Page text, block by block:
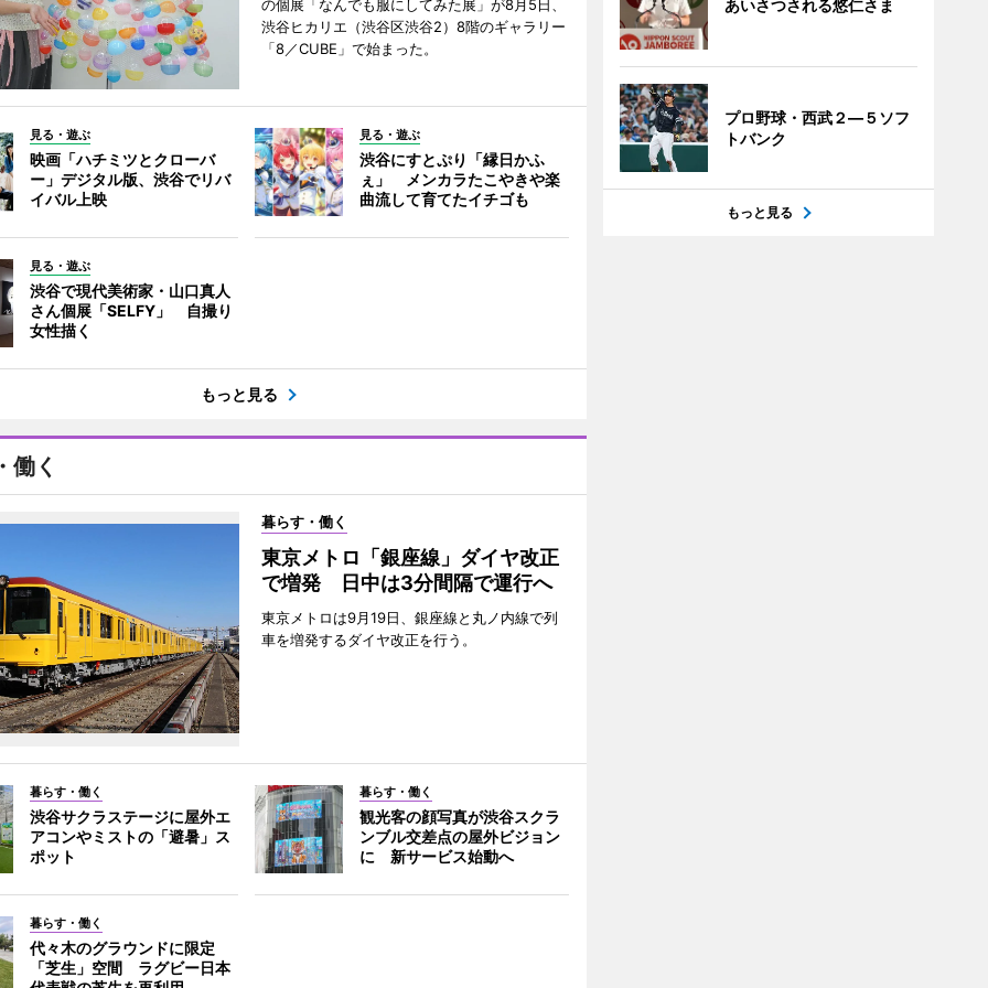
の個展「なんでも服にしてみた展」が8月5日、
渋谷ヒカリエ（渋谷区渋谷2）8階のギャラリー
「8／CUBE」で始まった。
見る・遊ぶ
映画「ハチミツとクローバ
ー」デジタル版、渋谷でリバ
イバル上映
見る・遊ぶ
渋谷にすとぷり「縁日かふ
ぇ」 メンカラたこやきや楽
曲流して育てたイチゴも
見る・遊ぶ
渋谷で現代美術家・山口真人
さん個展「SELFY」 自撮り
女性描く
もっと見る
働く
暮らす・働く
東京メトロ「銀座線」ダイヤ改正
で増発 日中は3分間隔で運行へ
東京メトロは9月19日、銀座線と丸ノ内線で列
車を増発するダイヤ改正を行う。
暮らす・働く
渋谷サクラステージに屋外エ
アコンやミストの「避暑」ス
ポット
暮らす・働く
観光客の顔写真が渋谷スクラ
ンブル交差点の屋外ビジョン
に 新サービス始動へ
暮らす・働く
代々木のグラウンドに限定
「芝生」空間 ラグビー日本
あいさつされる悠仁さま
プロ野球・西武２―５ソフ
トバンク
もっと見る